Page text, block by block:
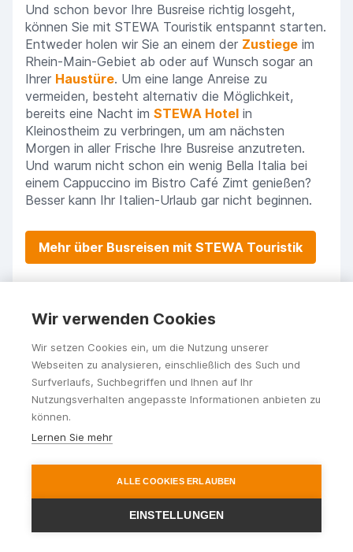
Und schon bevor Ihre Busreise richtig losgeht,
können Sie mit STEWA Touristik entspannt starten.
Entweder holen wir Sie an einem der Zustiege im
Rhein-Main-Gebiet ab oder auf Wunsch sogar an
Ihrer Haustüre. Um eine lange Anreise zu
vermeiden, besteht alternativ die Möglichkeit,
bereits eine Nacht im STEWA Hotel in
Kleinostheim zu verbringen, um am nächsten
Morgen in aller Frische Ihre Busreise anzutreten.
Und warum nicht schon ein wenig Bella Italia bei
einem Cappuccino im Bistro Café Zimt genießen?
Besser kann Ihr Italien-Urlaub gar nicht beginnen.
Mehr über Busreisen mit STEWA Touristik
Wir verwenden Cookies
Wir setzen Cookies ein, um die Nutzung unserer
Webseiten zu analysieren, einschließlich des Such und
Surfverlaufs, Suchbegriffen und Ihnen auf Ihr
Nutzungsverhalten angepasste Informationen anbieten zu
können.
Lernen Sie mehr
ALLE COOKIES ERLAUBEN
EINSTELLUNGEN